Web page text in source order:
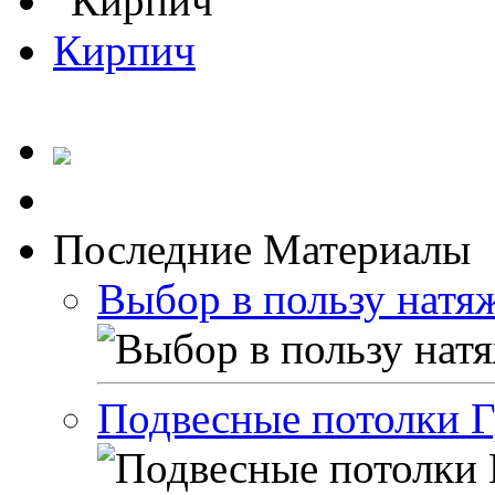
Кирпич
Последние Материалы
Выбор в пользу
Подвесные потолки